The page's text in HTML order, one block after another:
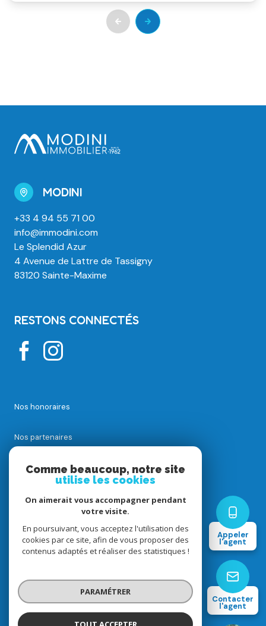
Appeler
l'agent
Contacter
l'agent
MODINI
+33 4 94 55 71 00
info@immodini.com
Le Splendid Azur
4 Avenue de Lattre de Tassigny
83120 Sainte-Maxime
RESTONS CONNECTÉS
Nos honoraires
Nos partenaires
Mentions légales
Admin
Politique RGPD
© 2026 | Tous droits réservés
Réalisé par
Comme beaucoup, notre site
utilise les cookies
On aimerait vous accompagner pendant
votre visite.
En poursuivant, vous acceptez l'utilisation des
cookies par ce site, afin de vous proposer des
contenus adaptés et réaliser des statistiques !
PARAMÉTRER